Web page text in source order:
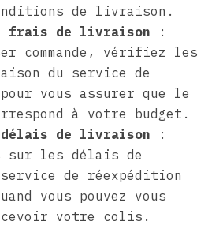
de livraison.
frais de livraison :
commande, vérifiez les
du service de
vous assurer que le
à votre budget.
de livraison :
sur les délais de
de réexpédition
vous pouvez vous
votre colis.